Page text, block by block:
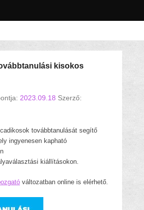
kisokos
2023.09.18 Szerző:
továbbtanulását segítő
ingyenesen kapható
kiállításokon.
változatban online is elérhető.